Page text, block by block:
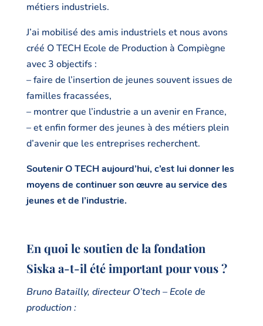
métiers industriels.
J’ai mobilisé des amis industriels et nous avons
créé O TECH Ecole de Production à Compiègne
avec 3 objectifs :
– faire de l’insertion de jeunes souvent issues de
familles fracassées,
– montrer que l’industrie a un avenir en France,
– et enfin former des jeunes à des métiers plein
d’avenir que les entreprises recherchent.
Soutenir O TECH aujourd’hui, c’est lui donner les
moyens de continuer son œuvre au service des
jeunes et de l’industrie.
En quoi le soutien de la fondation
Siska a-t-il été important pour vous ?
Bruno Batailly, directeur O’tech – Ecole de
production :